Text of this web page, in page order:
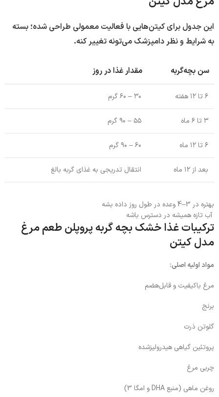
این جدول برای کیتن‌هایی با فعالیت معمولی طراحی شده؛ بسته
به شرایط و نظر دامپزشک می‌تونه تغییر کنه.
سن بچه‌گربه مقدار غذا در روز
۶ تا ۱۲ هفته ۳۰ – ۶۰ گرم
۳ تا ۶ ماه ۵۵ – ۹۰ گرم
۶ تا ۱۲ ماه ۶۰ – ۹۰ گرم
بعد از ۱۲ ماه انتقال تدریجی به غذای گربه بالغ
بهتره در 3–4 وعده در طول روز داده بشه
آب تازه همیشه در دسترس باشه
ترکیبات غذا خشک بچه گربه پروپلن طعم مرغ
مدل کیتن
مواد اولیه اصلی:
مرغ باکیفیت و قابل‌هضم
برنج
گلوتن ذرت
پروتئین گیاهی هیدرولیزشده
چربی مرغ
روغن ماهی (منبع DHA و امگا 3)